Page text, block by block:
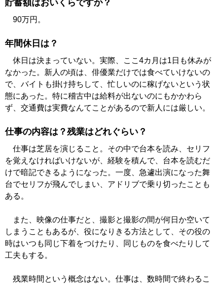
貯蓄額はおいくらですか？
90万円。
年間休日は？
休日は決まっていない。実際、ここ4カ月は1日も休みが
なかった。新人の頃は、俳優業だけでは食べていけないの
で、バイトも掛け持ちして、忙しいのに稼げないという状
態にあった。特に稽古中は給料が出ないのにもかかわら
ず、交通費は実費なんてことがあるので新人には厳しい。
仕事の内容は？残業はどれぐらい？
仕事は芝居を演じること。その中で台本を読み、セリフ
を覚えなければいけないが、経験を積んで、台本を読むだ
けで暗記できるようになった。一度、急遽出演になった舞
台でセリフが飛んでしまい、アドリブで乗り切ったことも
ある。
また、映像の仕事だと、撮影と撮影の間が何日か空いて
しまうこともあるが、役になりきる方法として、その役の
時はいつも同じ下着をつけたり、同じものを食べたりして
工夫もする。
残業時間という概念はない。仕事は、数時間で終わるこ